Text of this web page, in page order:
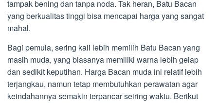
tampak bening dan tanpa noda. Tak heran, Batu Bacan
yang berkualitas tinggi bisa mencapai harga yang sangat
mahal.
Bagi pemula, sering kali lebih memilih Batu Bacan yang
masih muda, yang biasanya memiliki warna lebih gelap
dan sedikit keputihan. Harga Bacan muda ini relatif lebih
terjangkau, namun tetap membutuhkan perawatan agar
keindahannya semakin terpancar seiring waktu. Berikut